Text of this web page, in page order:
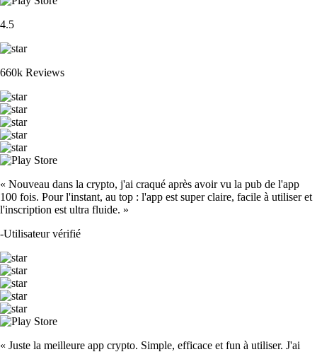
4.5
660k Reviews
« Nouveau dans la crypto, j'ai craqué après avoir vu la pub de l'app
100 fois. Pour l'instant, au top : l'app est super claire, facile à utiliser et
l'inscription est ultra fluide. »
-Utilisateur vérifié
« Juste la meilleure app crypto. Simple, efficace et fun à utiliser. J'ai